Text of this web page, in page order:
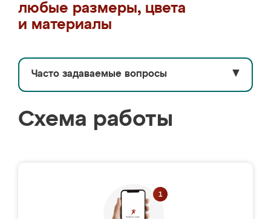
любые размеры, цвета
и материалы
Часто задаваемые вопросы ▼
Схема работы